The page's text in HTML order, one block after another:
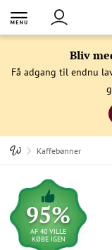
Bliv
Få adgang til endnu
Kaffebønner
95%
AF 40 VILLE
KØBE IGEN